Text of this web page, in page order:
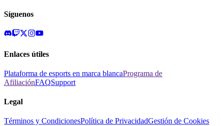
Síguenos
Enlaces útiles
Plataforma de esports en marca blancaPrograma de
AfiliaciónFAQSupport
Legal
Términos y CondicionesPolítica de PrivacidadGestión de Cookies